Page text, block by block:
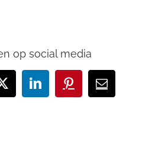
op social media
X LinkedInPinterest
E-
mail